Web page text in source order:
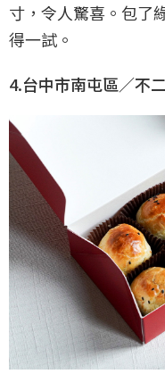
寸，令人驚喜。包了
得一試。
4.台中市南屯區／不